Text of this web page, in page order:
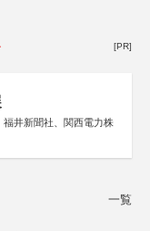
[PR]
井新聞社、関西電力株
一覧